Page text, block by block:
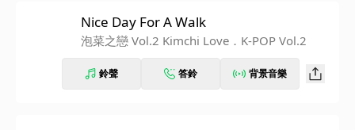
Nice Day For A Walk
泡菜之戀 Vol.2 Kimchi Love．K-POP Vol.2
鈴聲 答鈴 背景音樂